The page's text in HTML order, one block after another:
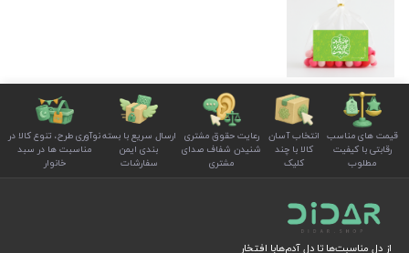
قیمت های مناسب
رقابتی با کیفیت
مطلوب
انتخاب آسان
کالا با چند
کلیک
رعایت حقوق مشتری
شنیدن شفاف صدای
مشتری
ارسال سریع با بسته
بندی ایمن
سفارشات
نوآوری طرح، تنوع کالا در
مناسبت ها در سبد
خانوار
از دل مناسبت‌ها تا دل آدم‌هابا افتخار